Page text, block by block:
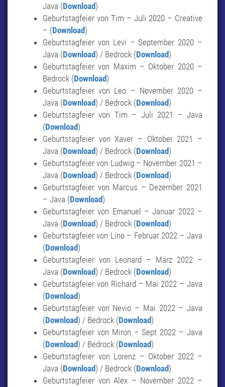
Java (Download)
Geburtstagfeier von Tim – Juli 2020 – Creative
– (Download)
Geburtstagfeier von Levi – September 2020 –
Java (Download) / Bedrock (Download)
Geburtstagfeier von Maxim – Oktober 2020 –
Bedrock (Download)
Geburtstagfeier von Leo – November 2020 –
Java (Download) / Bedrock (Download)
Geburtstagfeier von Tim – Juli 2021 – Java
(Download)
Geburtstagfeier von Xaver – Oktober 2021 –
Java (Download) / Bedrock (Download)
Geburtstagfeier von Ludwig – November 2021 –
Java (Download) / Bedrock (Download)
Geburtstagfeier von Marcus – Dezember 2021
– Java (Download)
Geburtstagfeier von Emanuel – Januar 2022 –
Java (Download) / Bedrock (Download)
Geburtstagfeier von Lino – Februar 2022 – Java
(Download)
Geburtstagfeier von Leonard – März 2022 –
Java (Download) / Bedrock (Download)
Geburtstagfeier von Richard – Mai 2022 – Java
(Download)
Geburtstagfeier von Nevio – Mai 2022 – Java
(Download) / Bedrock (Download)
Geburtstagfeier von Miron – Sept 2022 – Java
(Download) / Bedrock (Download)
Geburtstagfeier von Lorenz – Oktober 2022 –
Java (Download) / Bedrock (Download)
Geburtstagfeier von Alex – November 2022 –